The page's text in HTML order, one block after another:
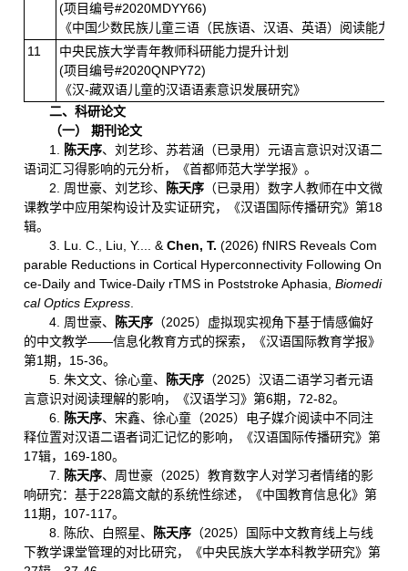
(项目编号#2020MDYY66)
《中国少数民族儿童三语（民族语、汉语、英语）阅读能力
11
中央民族大学青年教师科研能力提升计划
(项目编号#2020QNPY72)
《汉-藏双语儿童的汉语语素意识发展研究》
二、科研论文
（一） 期刊论文
1. 陈天序、刘艺珍、苏若涵（已录用）元语言意识对汉语二
语词汇习得影响的元分析，《首都师范大学学报》。
2. 周世豪、刘艺珍、
陈天序 （已录用）数字人教师在中文微
课教学中应用架构设计及实证研究，《汉语国际传播研究》第18
辑。
3. Lu. C., Liu, Y.... &Chen, T. (2026) fNIRS Reveals Com
parable Reductions in Cortical Hyperconnectivity Following On
ce-Daily and Twice-Daily rTMS in Poststroke Aphasia,Biomedi
cal Optics Express.
4. 周世豪、
陈天序 （2025）虚拟现实视角下基于情感偏好
的中文教学——信息化教育方式的探索，《汉语国际教育学报》
第1期，15-36。
5. 朱文文、徐心童、
陈天序 （2025）汉语二语学习者元语
言意识对阅读理解的影响，《汉语学习》第6期，72-82。
6. 陈天序、宋鑫、徐心童（2025）电子媒介阅读中不同注
释位置对汉语二语者词汇记忆的影响，《汉语国际传播研究》第
17辑，169-180。
7. 陈天序、周世豪（2025）教育数字人对学习者情绪的影
响研究：基于228篇文献的系统性综述，《中国教育信息化》第
11期，107-117。
8. 陈欣、白照星、
陈天序 （2025）国际中文教育线上与线
下教学课堂管理的对比研究，《中央民族大学本科教学研究》第